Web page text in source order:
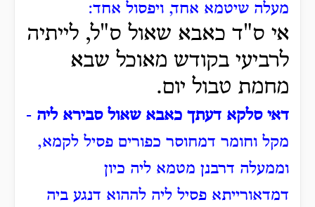
מעלה שיטמא אחד, ויפסול אחד:
אי ס"ד כאבא שאול ס"ל, לייתיה
לרביעי בקודש מאוכל שבא
מחמת טבול יום.
דאי סלקא דעתך כאבא שאול סבירא ליה -
מקל וחומר דמחוסר כפורים פסיל לקמא,
וממעלה דרבנן מטמא ליה כיון
דמדאורייתא פסיל ליה לההוא דנגע ביה